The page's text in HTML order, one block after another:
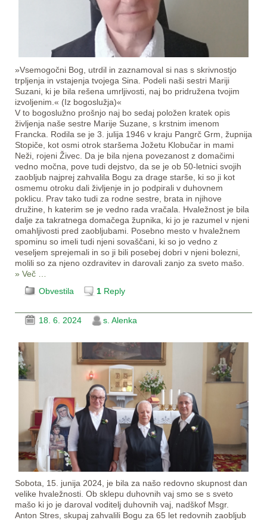
»Vsemogočni Bog, utrdil in zaznamoval si nas s skrivnostjo
trpljenja in vstajenja tvojega Sina. Podeli naši sestri Mariji
Suzani, ki je bila rešena umrljivosti, naj bo pridružena tvojim
izvoljenim.« (Iz bogoslužja)«
V to bogoslužno prošnjo naj bo sedaj položen kratek opis
življenja naše sestre Marije Suzane, s krstnim imenom
Francka. Rodila se je 3. julija 1946 v kraju Pangrč Grm, župnija
Stopiče, kot osmi otrok staršema Jožetu Klobučar in mami
Neži, rojeni Živec. Da je bila njena povezanost z domačimi
vedno močna, pove tudi dejstvo, da se je ob 50-letnici svojih
zaobljub najprej zahvalila Bogu za drage starše, ki so ji kot
osmemu otroku dali življenje in jo podpirali v duhovnem
poklicu. Prav tako tudi za rodne sestre, brata in njihove
družine, h katerim se je vedno rada vračala. Hvaležnost je bila
dalje za takratnega domačega župnika, ki jo je razumel v njeni
omahljivosti pred zaobljubami. Posebno mesto v hvaležnem
spominu so imeli tudi njeni sovaščani, ki so jo vedno z
veseljem sprejemali in so ji bili posebej dobri v njeni bolezni,
molili so za njeno ozdravitev in darovali zanjo za sveto mašo.
» Več …
Obvestila
1Reply
18. 6. 2024 s. Alenka
Sobota, 15. junija 2024, je bila za našo redovno skupnost dan
velike hvaležnosti. Ob sklepu duhovnih vaj smo se s sveto
mašo ki jo je daroval voditelj duhovnih vaj, nadškof Msgr.
Anton Stres, skupaj zahvalili Bogu za 65 let redovnih zaobljub